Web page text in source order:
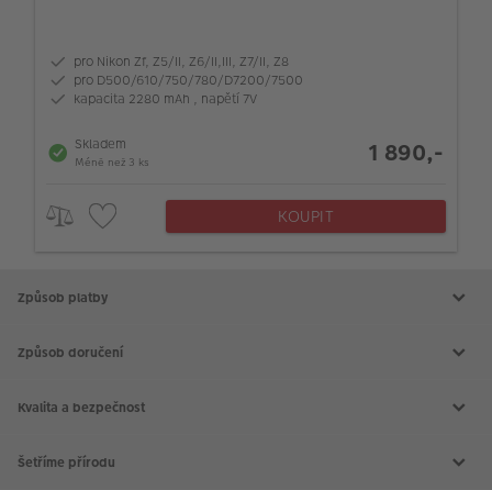
pro Nikon Zf, Z5/II, Z6/II,III, Z7/II, Z8
pro D500/610/750/780/D7200/7500
kapacita 2280 mAh , napětí 7V
Skladem
Méně než 3 ks 1 890,-
KOUPIT
Způsob platby
Způsob doručení
Kvalita a bezpečnost
Šetříme přírodu